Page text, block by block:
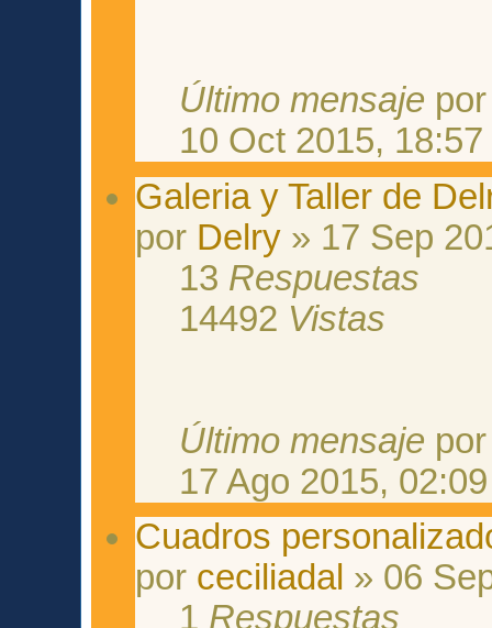
Último mensaje
10 Oct 2015, 18:57
Galeria y Taller de
por Delry » 17 Sep
13 Respuestas
14492 Vistas
Último mensaje
17 Ago 2015, 02:09
Cuadros
por ceciliadal » 06
1 Respuestas